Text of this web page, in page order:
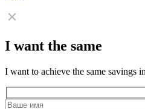
I want the same
I want to achieve the same savings